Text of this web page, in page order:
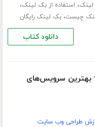
، استفاده از بک لینک،
چیست،بک لینک رایگان
دانلود کتاب
بهترین سرویس‌های
طراحی وب سایت